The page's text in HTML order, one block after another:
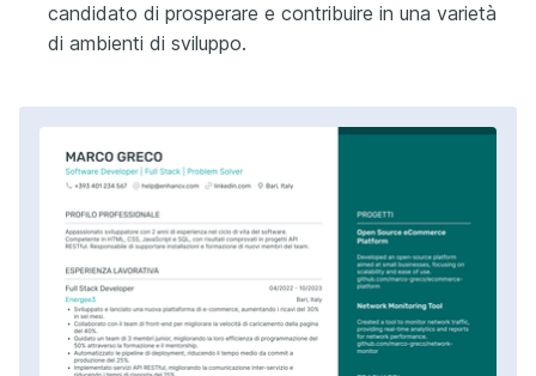
candidato di prosperare e contribuire in una varietà
di ambienti di sviluppo.